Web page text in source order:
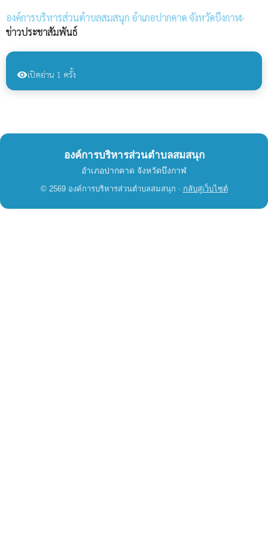
องค์การบริหารส่วนตำบลสมสนุก อำเภอปากคาด จังหวัดบึงกาฬ›
ข่าวประชาสัมพันธ์
visibilityเปิดอ่าน 1 ครั้ง
องค์การบริหารส่วนตำบลสมสนุก
อำเภอปากคาด จังหวัดบึงกาฬ
© 2569 องค์การบริหารส่วนตำบลสมสนุก · กลับสู่เว็บไซต์